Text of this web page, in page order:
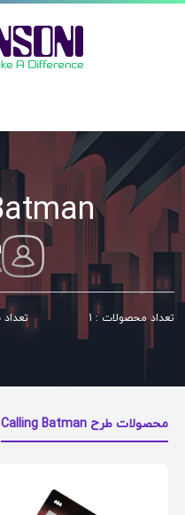
تعداد محصولات : 1 تعداد
محصولات طرح Calling Batman